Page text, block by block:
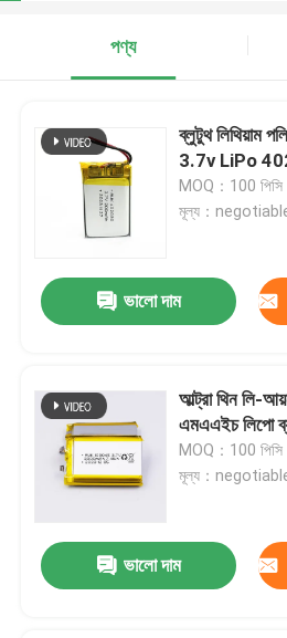
পণ্য
ব্লুটুথ লিথিয়াম
3.7v LiPo
MOQ：100 পিসি
মূল্য：
ভালো দাম
আল্ট্রা থিন লি-
এমএএইচ লিপো
MOQ：100 পিসি
মূল্য：
ভালো দাম